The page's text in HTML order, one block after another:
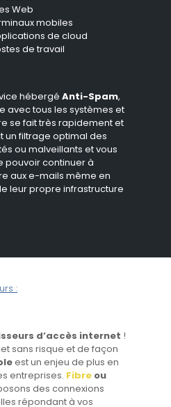
Web
mobiles
de cloud
de travail
hébergéAnti-Spam,
avec tous les systèmes et
se fait très rapidement et
un filtrage optimal des
ou malveillants et vous
pouvoir continuer à
aux e-mails même en
leur propre infrastructure
:
d’accès internet !
sans risque et de façon
est un enjeu de plus en
entreprises. Fibre ou
des connexions
répondant à vos